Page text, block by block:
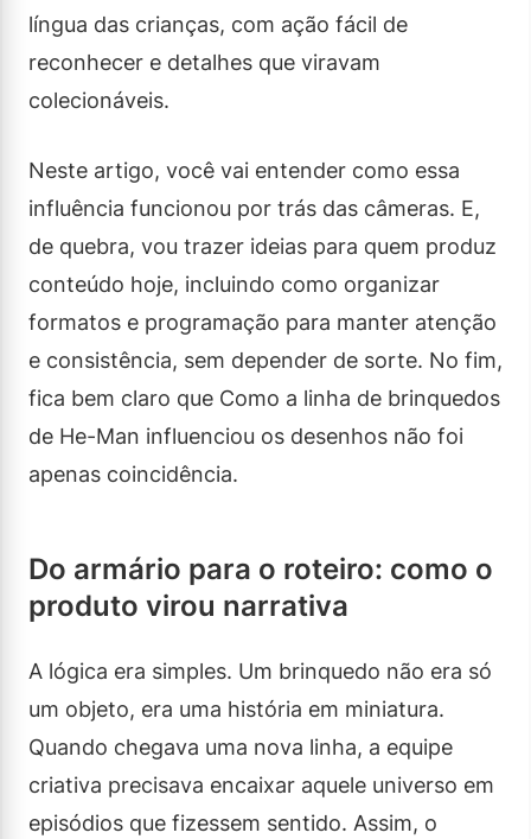
língua das crianças, com ação fácil de
reconhecer e detalhes que viravam
colecionáveis.
Neste artigo, você vai entender como essa
influência funcionou por trás das câmeras. E,
de quebra, vou trazer ideias para quem produz
conteúdo hoje, incluindo como organizar
formatos e programação para manter atenção
e consistência, sem depender de sorte. No fim,
fica bem claro que Como a linha de brinquedos
de He-Man influenciou os desenhos não foi
apenas coincidência.
Do armário para o roteiro: como o
produto virou narrativa
A lógica era simples. Um brinquedo não era só
um objeto, era uma história em miniatura.
Quando chegava uma nova linha, a equipe
criativa precisava encaixar aquele universo em
episódios que fizessem sentido. Assim, o